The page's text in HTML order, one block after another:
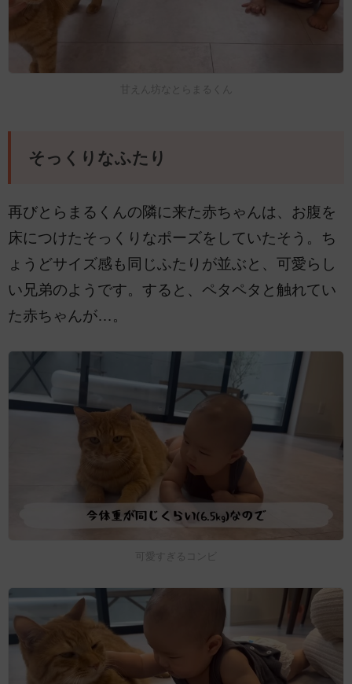
甘えん坊なとらまるくん
そっくりなふたり
再びとらまるくんの隣に来た赤ちゃんは、お腹を
床につけたそっくりなポーズをしていたそう。ち
ょうどサイズ感も同じふたりが並ぶと、可愛らし
い兄弟のようです。すると、ペタペタと触れてい
た赤ちゃんが…。
可愛すぎるコンビ